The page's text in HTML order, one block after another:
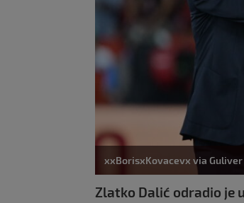
xxBorisxKovacevx via Guliver
Zlatko Dalić odradio je